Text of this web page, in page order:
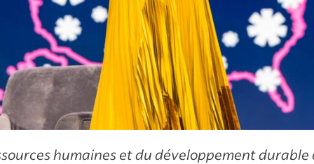
humaines et du développement durable